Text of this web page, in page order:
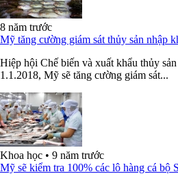
8 năm trước
Mỹ tăng cường giám sát thủy sản nhập
Hiệp hội Chế biến và xuất khẩu thủy
1.1.2018, Mỹ sẽ tăng cường giám sát...
Khoa học • 9 năm trước
Mỹ sẽ kiểm tra 100% các lô hàng cá bộ